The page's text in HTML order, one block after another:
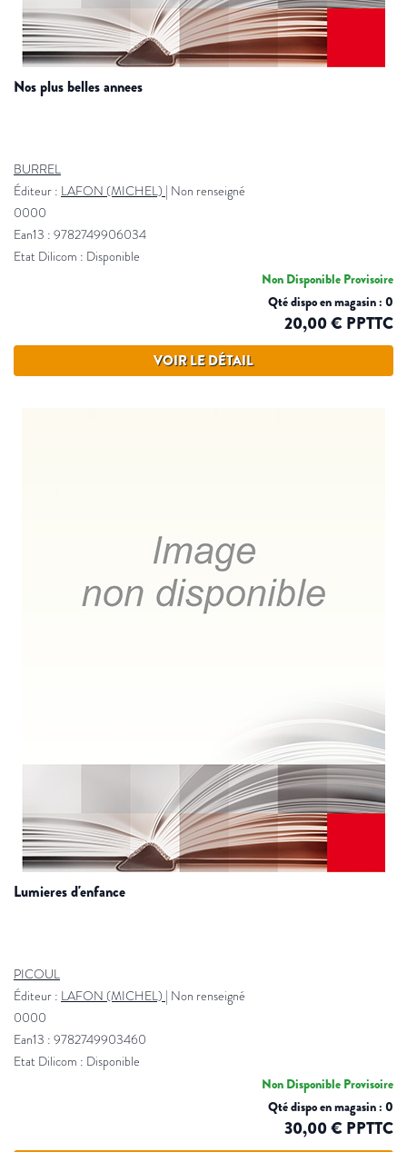
nos plus belles annees
BURREL
Éditeur : LAFON (MICHEL) | Non renseigné
0000
Ean13 : 9782749906034
Etat Dilicom : Disponible
Non Disponible Provisoire
Qté dispo en magasin : 0
20,00 € PPTTC
VOIR LE DÉTAIL
lumieres d'enfance
PICOUL
Éditeur : LAFON (MICHEL) | Non renseigné
0000
Ean13 : 9782749903460
Etat Dilicom : Disponible
Non Disponible Provisoire
Qté dispo en magasin : 0
30,00 € PPTTC